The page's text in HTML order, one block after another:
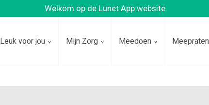
Welkom op de Lunet App website
Leuk voor jou Mijn Zorg Meedoen Meepraten